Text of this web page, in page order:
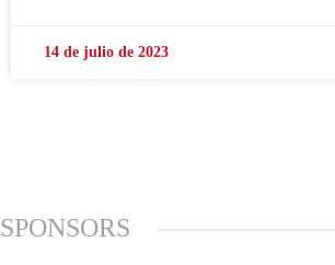
14 de julio de 2023
SPONSORS